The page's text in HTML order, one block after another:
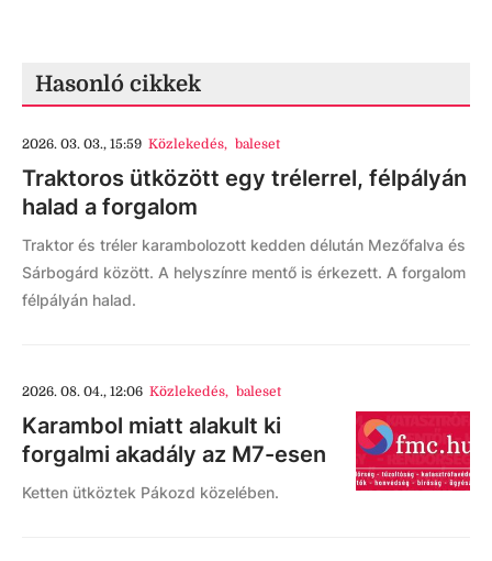
Hasonló cikkek
2026. 03. 03., 15:59 Közlekedés, baleset
Traktoros ütközött egy trélerrel, félpályán
halad a forgalom
Traktor és tréler karambolozott kedden délután Mezőfalva és
Sárbogárd között. A helyszínre mentő is érkezett. A forgalom
félpályán halad.
2026. 08. 04., 12:06 Közlekedés, baleset
Karambol miatt alakult ki
forgalmi akadály az M7-esen
Ketten ütköztek Pákozd közelében.